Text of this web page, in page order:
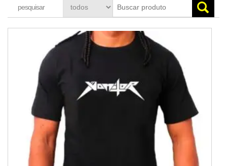
pesquisar